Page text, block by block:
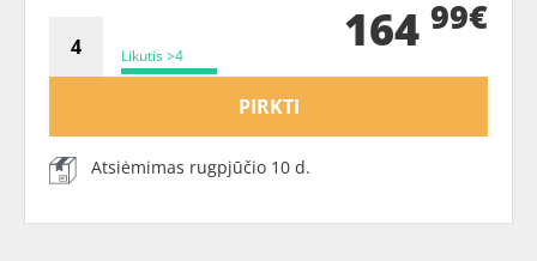
Likutis >4 164 99€
PIRKTI
Atsiėmimas rugpjūčio 10 d.